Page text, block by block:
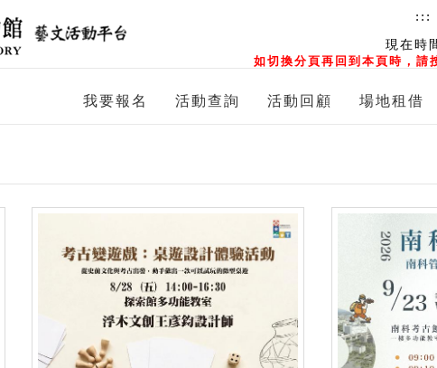
現在時
如切換分頁再回到本頁時，請
:::
我要報名 活動查詢 活動回顧 場地租借